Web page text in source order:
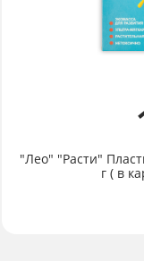
"Лео" "Расти"
г ( в